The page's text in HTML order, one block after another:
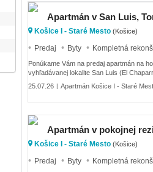
Apartmán v San Luis,
Košice I - Staré Mesto (Košice)
Predaj Byty Kompletná
Ponúkame Vám na predaj apartmán na
vyhľadávanej lokalite San Luis (El
25.07.26 | Apartmán Košice I - Staré
Košice I - Staré Mesto (Košice)
Predaj Byty Kompletná